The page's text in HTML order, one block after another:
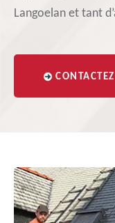
Langoelan et tant